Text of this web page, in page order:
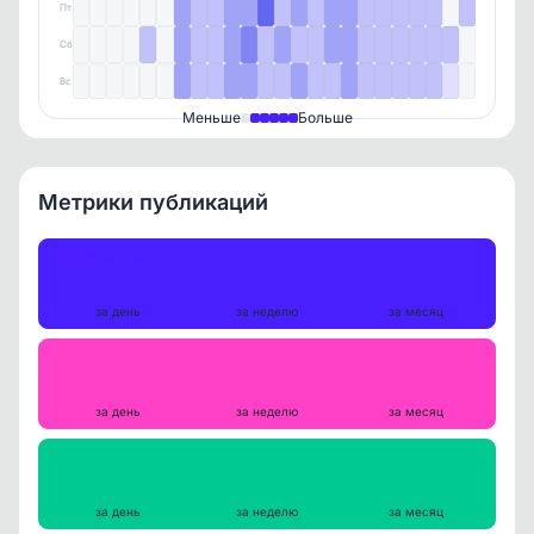
Пт
Сб
Вс
Меньше Больше
Метрики публикаций
за день за неделю за месяц
за день за неделю за месяц
за день за неделю за месяц